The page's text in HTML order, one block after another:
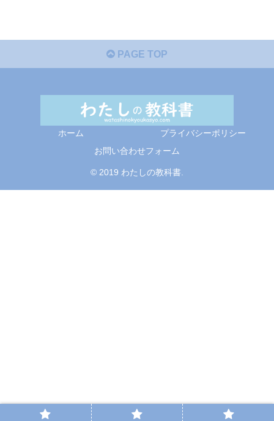
PAGE TOP
ホーム
プライバシーポリシー
お問い合わせフォーム
© 2019 わたしの教科書.